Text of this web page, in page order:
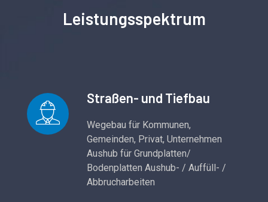
Leistungsspektrum
Straßen- und Tiefbau
Wegebau für Kommunen,
Gemeinden, Privat, Unternehmen
Aushub für Grundplatten/
Bodenplatten Aushub- / Auffüll- /
Abbrucharbeiten